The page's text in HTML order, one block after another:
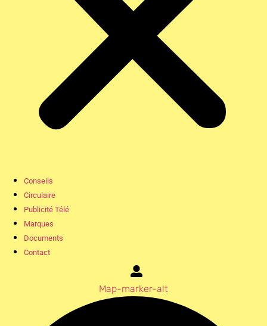
Conseils
Circulaire
Publicité Télé
Marques
Documents
Contact
Map-marker-alt